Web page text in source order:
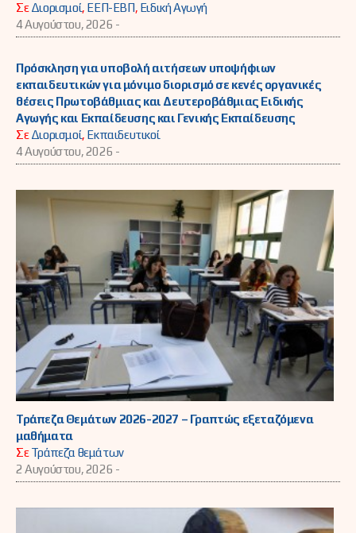
ΣεΔιορισμοί, ΕΕΠ-ΕΒΠ, Ειδική Αγωγή
4 Αυγούστου, 2026 -
Πρόσκληση για υποβολή αιτήσεων υποψήφιων
εκπαιδευτικών για μόνιμο διορισμό σε κενές οργανικές
θέσεις Πρωτοβάθμιας και Δευτεροβάθμιας Ειδικής
Αγωγής και Εκπαίδευσης και Γενικής Εκπαίδευσης
ΣεΔιορισμοί, Εκπαιδευτικοί
4 Αυγούστου, 2026 -
Τράπεζα Θεμάτων 2026-2027 – Γραπτώς εξεταζόμενα
μαθήματα
ΣεΤράπεζα θεμάτων
2 Αυγούστου, 2026 -